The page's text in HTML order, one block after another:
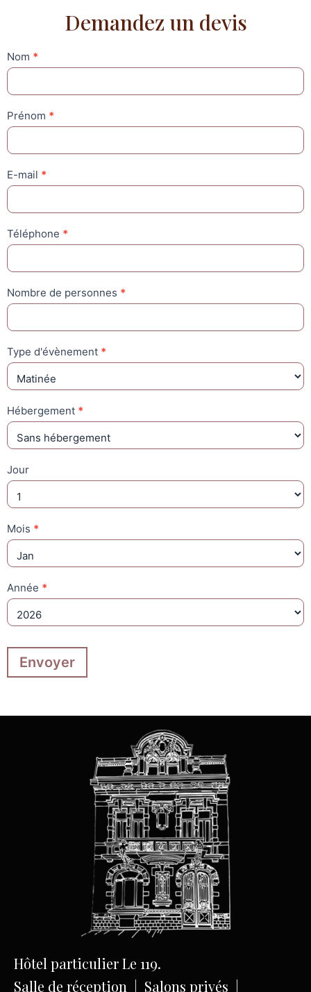
Demandez un devis
contact
Anniversaires
Nom *
Prénom *
E-mail *
Téléphone *
Nombre de personnes *
Type d'évènement *
Hébergement *
Jour
Mois *
Année *
Envoyer
Hôtel particulier Le 119.
Salle de réception | Salons privés |